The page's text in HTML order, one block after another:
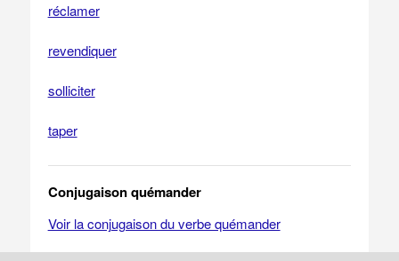
réclamer
revendiquer
solliciter
taper
Conjugaison quémander
Voir la conjugaison du verbe quémander